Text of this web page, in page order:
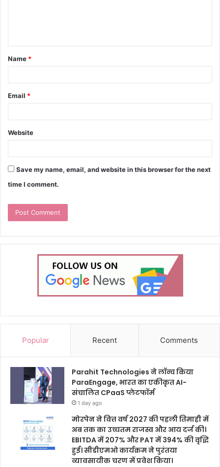
Name *
Email *
Website
Save my name, email, and website in this browser for the next
time I comment.
Popular Recent Comments
Parahit Technologies ने लॉन्च किया
ParaEngage, भारत का एकीकृत AI-
संचालित CPaaS प्लेटफॉर्म
1 day ago
मोरपेन ने वित्त वर्ष 2027 की पहली तिमाही में
अब तक का उच्चतम राजस्व और आय दर्ज की।
EBITDA में 207% और PAT में 394% की वृद्धि
हुई। सीडीएमओ कार्यक्रम ने पुरंतया
व्यावसायीक चरण में प्रवेश किया।